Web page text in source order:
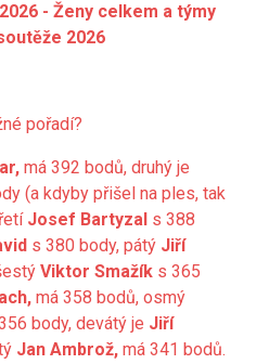
- Ženy celkem a týmy
2026
pořadí?
má 392 bodů, druhý je
(a kdyby přišel na ples, tak
Josef Bartyzal s 388
s 380 body, pátý Jiří
Viktor Smažík s 365
má 358 bodů, osmý
body, devátý je Jiří
Jan Ambrož, má 341 bodů.